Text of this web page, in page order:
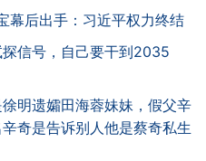
幕后出手：习近平权力终结
信号，自己要干到2035
明遗孀田海蓉妹妹，假父辛
奇是告诉别人他是蔡奇私生